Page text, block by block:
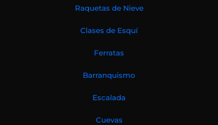
Raquetas de Nieve
Clases de Esquí
Ferratas
Barranquismo
Escalada
Cuevas